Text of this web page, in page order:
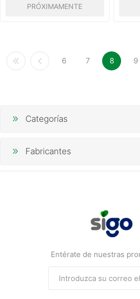
PRÓXIMAMENTE
6 7 8 9
Categorías
Fabricantes
Entérate de nuestras